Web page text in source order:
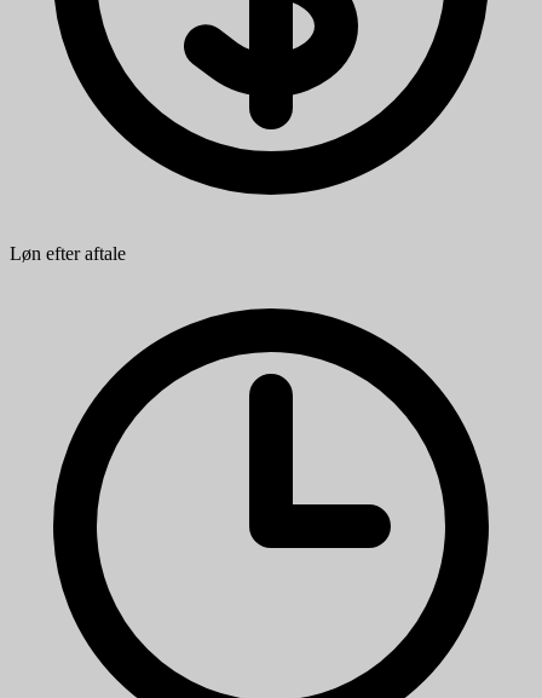
Løn efter aftale